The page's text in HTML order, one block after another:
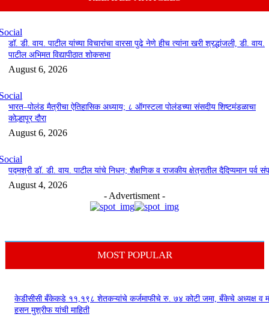
डॉ. डी. वाय. पाटील यांच्या विचारांचा वारसा पुढे नेणे हीच त्यांना खरी श्रद्धांजली, डी. वाय.
पाटील अभिमत विद्यापीठात शोकसभा
August 6, 2026
भारत–पोलंड मैत्रीचा ऐतिहासिक अध्याय; ८ ऑगस्टला पोलंडच्या संसदीय शिष्टमंडळाचा
कोल्हापूर दौरा
August 6, 2026
पद्मश्री डॉ. डी. वाय. पाटील यांचे निधन; शैक्षणिक व राजकीय क्षेत्रातील दैदिप्यमान पर्व
August 4, 2026
- Advertisment -
MOST POPULAR
केडीसीसी बँकेकडे ११,१९८ शेतकऱ्यांचे कर्जमाफीचे रु. ७४ कोटी जमा, बँकेचे अध्यक्ष व
हसन मुश्रीफ यांची माहिती